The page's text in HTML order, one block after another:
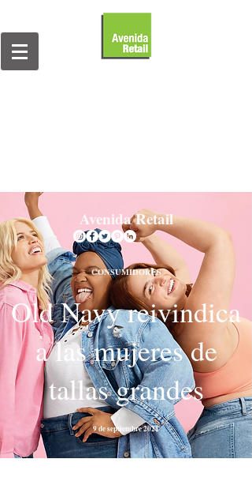
Avenida Retail
CONSUMIDORES
Old Navy reivindica
a las mujeres de
tallas grandes
9 de septiembre 2021